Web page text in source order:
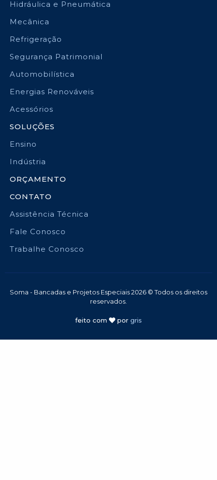
Hidráulica e Pneumática
Mecânica
Refrigeração
Segurança Patrimonial
Automobilística
Energias Renováveis
Acessórios
SOLUÇÕES
Ensino
Indústria
ORÇAMENTO
CONTATO
Assistência Técnica
Fale Conosco
Trabalhe Conosco
Soma - Bancadas e Projetos Especiais 2026 © Todos os direitos
reservados.
feito com por gris